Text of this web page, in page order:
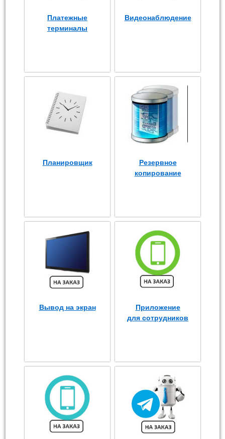
Платежные
терминалы
Видеонаблюдение
Планировщик
Резервное
копирование
Вывод на экран
Приложение
для сотрудников